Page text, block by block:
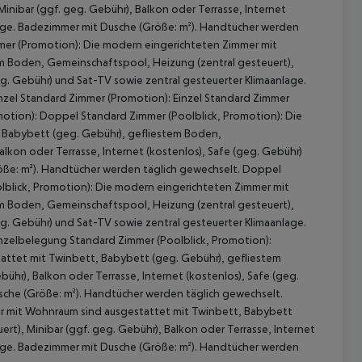
(ggf. geg. Gebühr), Balkon oder Terrasse, Internet
Badezimmer mit Dusche (Größe: m²). Handtücher werden
(Promotion): Die modern eingerichteten Zimmer mit
Gemeinschaftspool, Heizung (zentral gesteuert),
Gebühr) und Sat-TV sowie zentral gesteuerter Klimaanlage.
Standard Zimmer (Promotion): Einzel Standard Zimmer
Doppel Standard Zimmer (Poolblick, Promotion): Die
(geg. Gebühr), gefliestem Boden,
oder Terrasse, Internet (kostenlos), Safe (geg. Gebühr)
m²). Handtücher werden täglich gewechselt. Doppel
Promotion): Die modern eingerichteten Zimmer mit
Gemeinschaftspool, Heizung (zentral gesteuert),
Gebühr) und Sat-TV sowie zentral gesteuerter Klimaanlage.
Standard Zimmer (Poolblick, Promotion):
mit Twinbett, Babybett (geg. Gebühr), gefliestem
Balkon oder Terrasse, Internet (kostenlos), Safe (geg.
(Größe: m²). Handtücher werden täglich gewechselt.
mit Wohnraum sind ausgestattet mit Twinbett, Babybett
Minibar (ggf. geg. Gebühr), Balkon oder Terrasse, Internet
Badezimmer mit Dusche (Größe: m²). Handtücher werden